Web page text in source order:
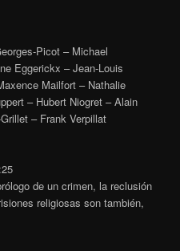
Picot – Michael
Eggerickx – Jean-Louis
Mailfort – Nathalie
– Hubert Niogret – Alain
– Frank Verpillat
de un crimen, la reclusión
religiosas son también,